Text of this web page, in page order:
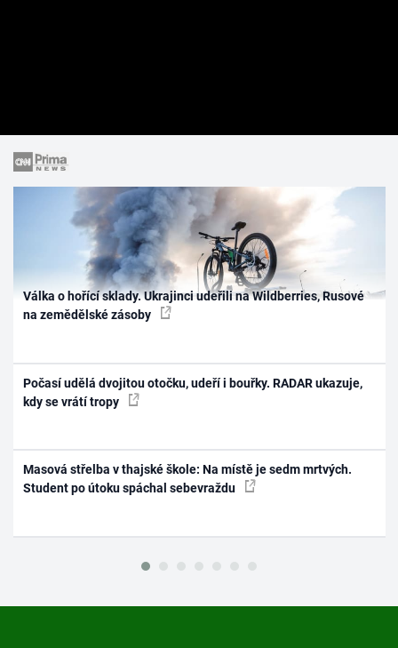
Válka o hořící sklady. Ukrajinci udeřili na Wildberries, Rusové
na zemědělské zásoby
Počasí udělá dvojitou otočku, udeří i bouřky. RADAR ukazuje,
kdy se vrátí tropy
Masová střelba v thajské škole: Na místě je sedm mrtvých.
Student po útoku spáchal sebevraždu